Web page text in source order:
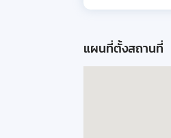
แผนที่ตั้งสถานที่